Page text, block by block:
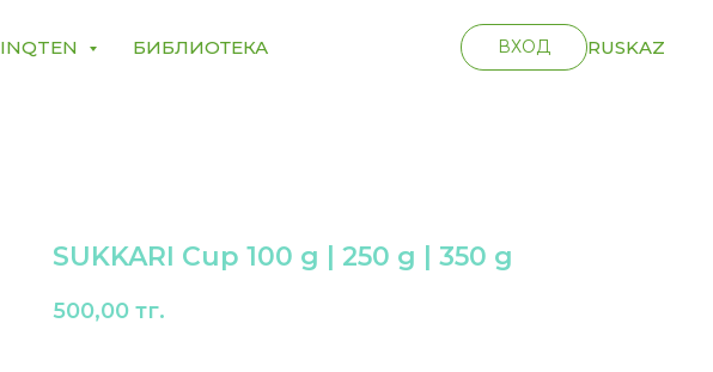
INQTEN БИБЛИОТЕКА ВХОД RUSKAZ
SUKKARI Cup 100 g | 250 g | 350 g
500,00 тг.